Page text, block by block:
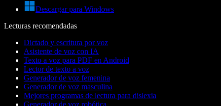
Descargar para Windows
Lecturas recomendadas
Dictado y escritura por voz
Asistente de voz con IA
Texto a voz para PDF en Android
Lector de texto a voz
Generador de voz femenina
Generador de voz masculina
Mejores programas de lectura para dislexia
Generador de voz robótica